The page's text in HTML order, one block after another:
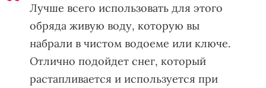
Лучше всего использовать для этого
обряда живую воду, которую вы
набрали в чистом водоеме или ключе.
Отлично подойдет снег, который
растапливается и используется при